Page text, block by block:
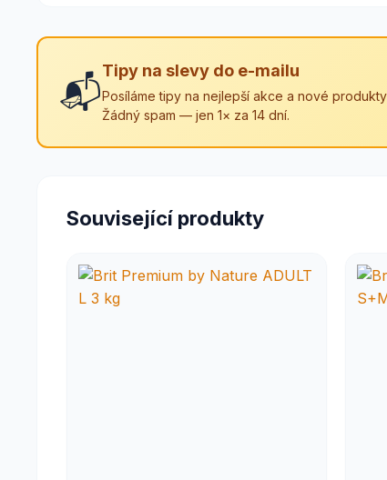
📬
Tipy na slevy do e-mailu
Posíláme tipy na nejlepší akce a nové
Žádný spam — jen 1× za 14 dní.
Související produkty